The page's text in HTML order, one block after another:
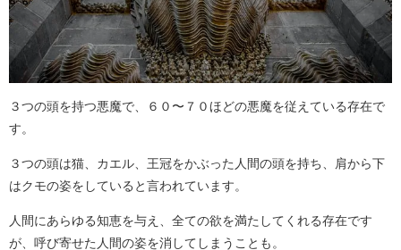
３つの頭を持つ悪魔で、６０〜７０ほどの悪魔を従えている存在で
す。
３つの頭は猫、カエル、王冠をかぶった人間の頭を持ち、肩から下
はクモの姿をしていると言われています。
人間にあらゆる知恵を与え、全ての欲を満たしてくれる存在です
が、呼び寄せた人間の姿を消してしまうことも。